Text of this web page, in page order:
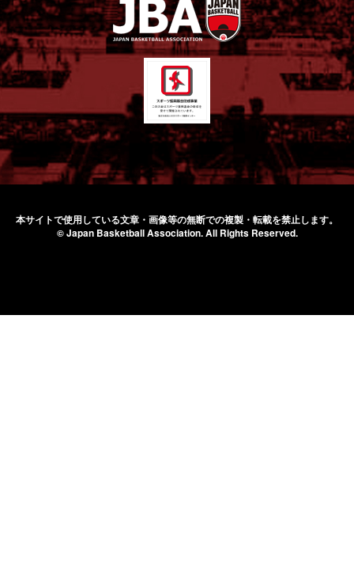
本サイトで使用している文章・画像等の無断での複製・転載を禁止します。
© Japan Basketball Association.All Rights Reserved.